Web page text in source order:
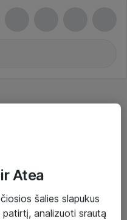
Atea
šalies slapukus
analizuoti srautą